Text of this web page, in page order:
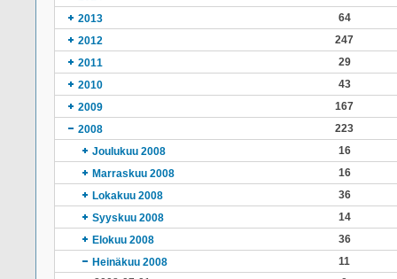
2013
64
2012
247
2011
29
2010
43
2009
167
2008
223
Joulukuu 2008
16
Marraskuu 2008
16
Lokakuu 2008
36
Syyskuu 2008
14
Elokuu 2008
36
Heinäkuu 2008
11